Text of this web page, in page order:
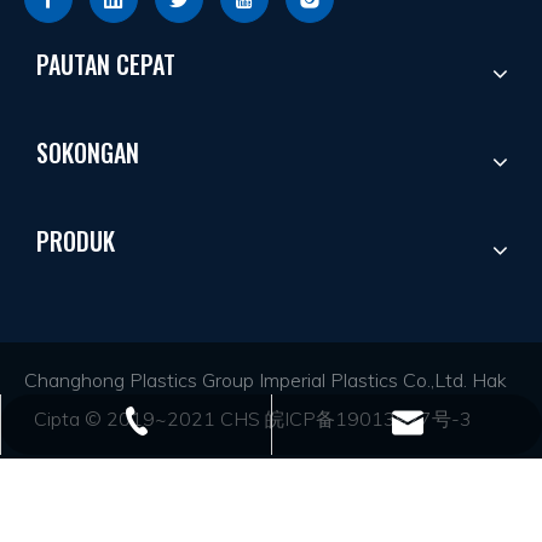
+86 - 577 - 62798390
info@chs.com.cn
PAUTAN CEPAT
SOKONGAN
PRODUK
Changhong Plastics Group Imperial Plastics Co.,Ltd. Hak
Cipta © 2019~2021 CHS 皖ICP备19013927号-3